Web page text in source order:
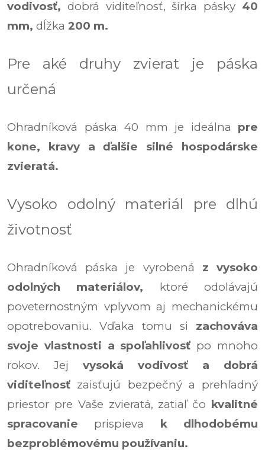
vodivosť, dobrá viditeľnosť,šírka pásky 40
mm, dĺžka 200 m.
Pre aké druhy zvierat je páska
určená
Ohradníková páska 40 mm je ideálna pre
kone, kravy a ďalšie silné hospodárske
zvieratá.
Vysoko odolný materiál pre dlhú
životnosť
Ohradníková páska je vyrobená z vysoko
odolných materiálov, ktoré odolávajú
poveternostným vplyvom aj mechanickému
opotrebovaniu. Vďaka tomu si zachováva
svoje vlastnosti a spoľahlivosť po mnoho
rokov. Jej vysoká vodivosť a dobrá
viditeľnosť zaisťujú bezpečný a prehľadný
priestor pre Vaše zvieratá, zatiaľ čo kvalitné
spracovanie prispieva k dlhodobému
bezproblémovému používaniu.